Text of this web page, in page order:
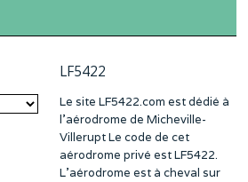
LF5422
Le site LF5422.com est dédié à
l’aérodrome de Micheville-
Villerupt Le code de cet
aérodrome privé est LF5422.
L’aérodrome est à cheval sur